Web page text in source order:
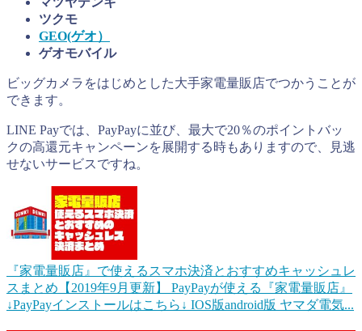
ツクモ
GEO(ゲオ）
ゲオモバイル
ビッグカメラをはじめとした大手家電量販店でつかうことが
できます。
LINE Payでは、PayPayに並び、最大で20％のポイントバッ
クの高還元キャンペーンを展開する時もありますので、見逃
せないサービスですね。
『家電量販店』で使えるスマホ決済とおすすめキャッシュレ
スまとめ【2019年9月更新】
PayPayが使える『家電量販店』
↓PayPayインストールはこちら↓ IOS版android版 ヤマダ電気...